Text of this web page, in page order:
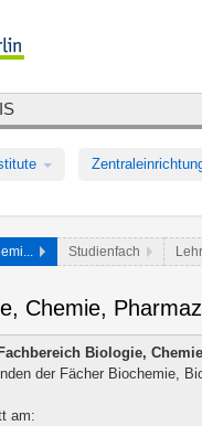
Studienfach
Chemie,
Biologie,
der Fächer Biochemie,
am: